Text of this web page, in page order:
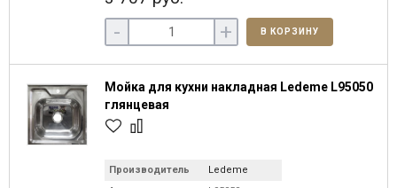
- + В КОРЗИНУ
Мойка для кухни накладная Ledeme L95050
глянцевая
Производитель
Ledeme